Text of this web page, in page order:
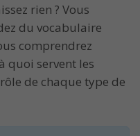
rien ? Vous
du vocabulaire
comprendrez
quoi servent les
de chaque type de